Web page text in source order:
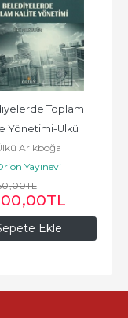
Ekle
Toplam
Yönetimi-Ülkü
Arıkboğa
Arıkboğa
Yayınevi
,00TL
,00TL